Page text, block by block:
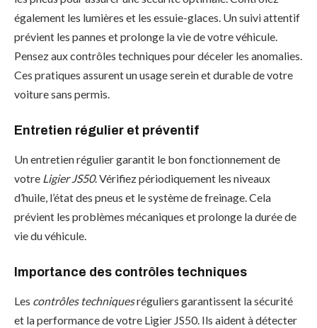
également les lumières et les essuie-glaces. Un suivi attentif
prévient les pannes et prolonge la vie de votre véhicule.
Pensez aux contrôles techniques pour déceler les anomalies.
Ces pratiques assurent un usage serein et durable de votre
voiture sans permis.
Entretien régulier et préventif
Un entretien régulier garantit le bon fonctionnement de
votre Ligier JS50. Vérifiez périodiquement les niveaux
d’huile, l’état des pneus et le système de freinage. Cela
prévient les problèmes mécaniques et prolonge la durée de
vie du véhicule.
Importance des contrôles techniques
Les contrôles techniquesréguliers garantissent la sécurité
et la performance de votre Ligier JS50. Ils aident à détecter